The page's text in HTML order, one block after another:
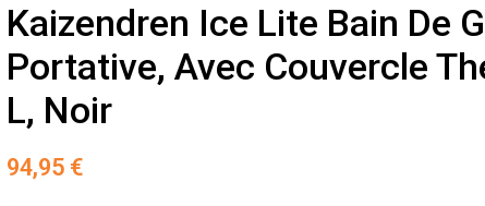
Kaizendren Ice Lite Bain De
Portative, Avec Couvercle
L, Noir
94,95 €